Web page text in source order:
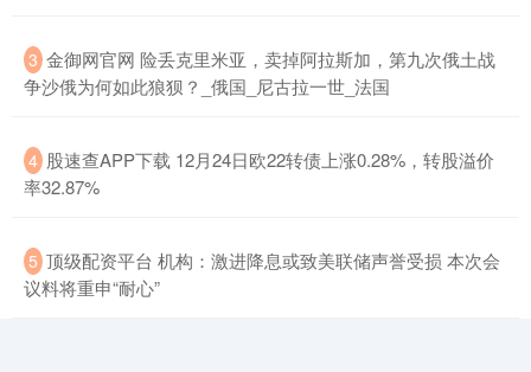
3 ​金御网官网 险丢克里米亚，卖掉阿拉斯加，第九次俄土战
争沙俄为何如此狼狈？_俄国_尼古拉一世_法国
4 ​股速查APP下载 12月24日欧22转债上涨0.28%，转股溢价
率32.87%
5 ​顶级配资平台 机构：激进降息或致美联储声誉受损 本次会
议料将重申“耐心”